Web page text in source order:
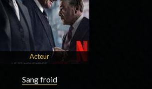
Acteur
Sang froid